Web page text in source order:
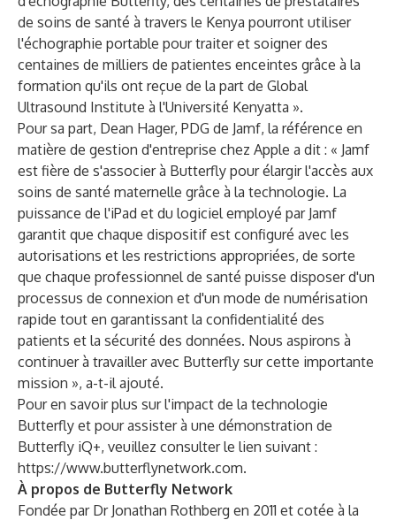
de soins de santé à travers le Kenya pourront utiliser
l'échographie portable pour traiter et soigner des
centaines de milliers de patientes enceintes grâce à la
formation qu'ils ont reçue de la part de Global
Ultrasound Institute à l'Université Kenyatta ».
Pour sa part, Dean Hager, PDG de Jamf, la référence en
matière de gestion d'entreprise chez Apple a dit : « Jamf
est fière de s'associer à Butterfly pour élargir l'accès aux
soins de santé maternelle grâce à la technologie. La
puissance de l'iPad et du logiciel employé par Jamf
garantit que chaque dispositif est configuré avec les
autorisations et les restrictions appropriées, de sorte
que chaque professionnel de santé puisse disposer d'un
processus de connexion et d'un mode de numérisation
rapide tout en garantissant la confidentialité des
patients et la sécurité des données. Nous aspirons à
continuer à travailler avec Butterfly sur cette importante
mission », a-t-il ajouté.
Pour en savoir plus sur l'impact de la technologie
Butterfly et pour assister à une démonstration de
Butterfly iQ+, veuillez consulter le lien suivant :
https://www.butterflynetwork.com.
À propos de Butterfly Network
Fondée par Dr Jonathan Rothberg en 2011 et cotée à la